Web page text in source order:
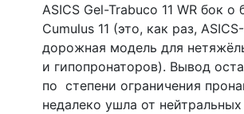
ASICS Gel-Trabuco 11 WR бок о
Cumulus 11 (это, как раз,
дорожная модель для
и гипопронаторов). Вывод
по степени ограничения
недалеко ушла от